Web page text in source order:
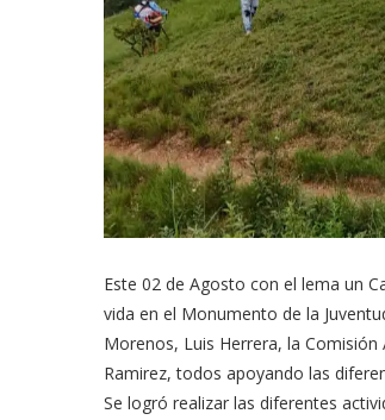
Este 02 de Agosto con el lema un
vida en el Monumento de la
Morenos, Luis Herrera, la
Ramirez, todos apoyando las
Se logró realizar las diferentes